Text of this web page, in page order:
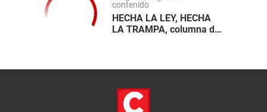
contenido
HECHA LA LEY, HECHA
LA TRAMPA, columna de